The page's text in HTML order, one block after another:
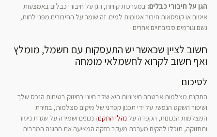
הגן על חיבורי כבלים: במערכות קוויות, הגן על חיבורי כבלים באמצעות
איטום או קופסאות חיבור אטומות למים. זה שומר על החיבורים מפני לחות,
גשם וגורמים סביבתיים אחרים.
חשוב לציין שכאשר יש התעסקות עם חשמל, מומלץ
ואף חשוב לקרוא לחשמלאי מומחה
לסיכום
התקנת מצלמות אבטחה חיצוניות היא שלב חיוני בחיזוק בטיחות הנכס שלך
ושיפור השקט הנפשי. על ידי תכנון קפדני של מיקום מצלמות, בחירת
המצלמות הנכונות, הקפדה על נהלי התקנה נכונים ושמירה על שגרת ניטור
ותחזוקה, תוכלו להקים מערכת מעקב חזקה המציעה את ההגנה המרבית.